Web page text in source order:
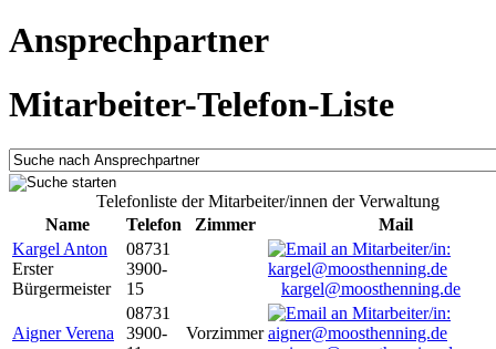
Ansprechpartner
Mitarbeiter-Telefon-Liste
Telefonliste der Mitarbeiter/innen der Verwaltung
Name
Telefon Zimmer
Mail
Kargel Anton
Erster
Bürgermeister
08731
3900-
15
kargel@moosthenning.de
Aigner Verena
08731
3900-
Vorzimmer